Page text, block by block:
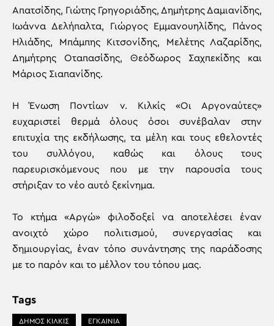
Απατσίδης, Γιώτης Γρηγοριάδης, Δημήτρης Δαμιανίδης,
Ιωάννα Δελήπαλτα, Γιώργος Εμμανουηλίδης, Πάνος
Ηλιάδης, Μπάμπης Κιτσονίδης, Μελέτης Λαζαρίδης,
Δημήτρης Οταπασίδης, Θεόδωρος Σαχπεκίδης και
Μάριος Σιαπανίδης.
Η Ένωση Ποντίων ν. Κιλκίς «Οι Αργοναύτες»
ευχαριστεί θερμά όλους όσοι συνέβαλαν στην
επιτυχία της εκδήλωσης, τα μέλη και τους εθελοντές
του συλλόγου, καθώς και όλους τους
παρευρισκόμενους που με την παρουσία τους
στήριξαν το νέο αυτό ξεκίνημα.
Το κτήμα «Αργώ» φιλοδοξεί να αποτελέσει έναν
ανοιχτό χώρο πολιτισμού, συνεργασίας και
δημιουργίας, έναν τόπο συνάντησης της παράδοσης
με το παρόν και το μέλλον του τόπου μας.
Tags
ΔΗΜΟΣ ΚΙΛΚΙΣ ΕΓΚΑΙΝΙΑ